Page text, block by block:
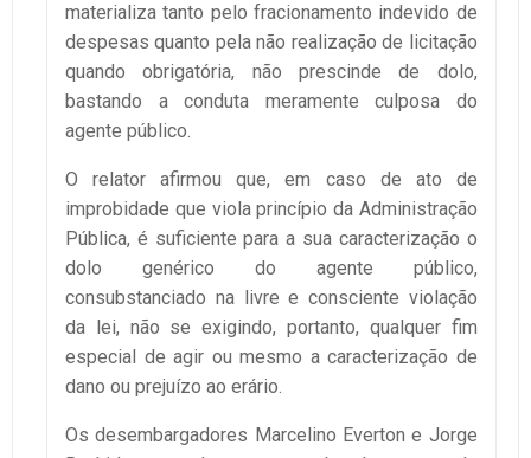
materializa tanto pelo fracionamento indevido de
despesas quanto pela não realização de licitação
quando obrigatória, não prescinde de dolo,
bastando a conduta meramente culposa do
agente público.
O relator afirmou que, em caso de ato de
improbidade que viola princípio da Administração
Pública, é suficiente para a sua caracterização o
dolo genérico do agente público,
consubstanciado na livre e consciente violação
da lei, não se exigindo, portanto, qualquer fim
especial de agir ou mesmo a caracterização de
dano ou prejuízo ao erário.
Os desembargadores Marcelino Everton e Jorge